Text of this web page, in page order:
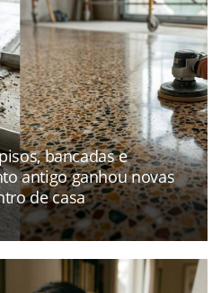
bancadas e
antigo ganhou novas
de casa